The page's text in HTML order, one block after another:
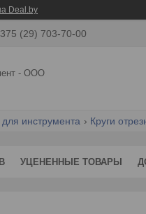
Deal.by
(29) 703-70-00
- ООО
инструмента Круги
УЦЕНЕННЫЕ ТОВАРЫ